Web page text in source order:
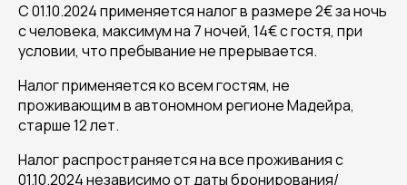
С 01.10.2024 применяется налог в размере 2€ за ночь
с человека, максимум на 7 ночей, 14€ с гостя, при
условии, что пребывание не прерывается.
Налог применяется ко всем гостям, не
проживающим в автономном регионе Мадейра,
старше 12 лет.
Налог распространяется на все проживания с
01.10.2024 независимо от даты бронирования/